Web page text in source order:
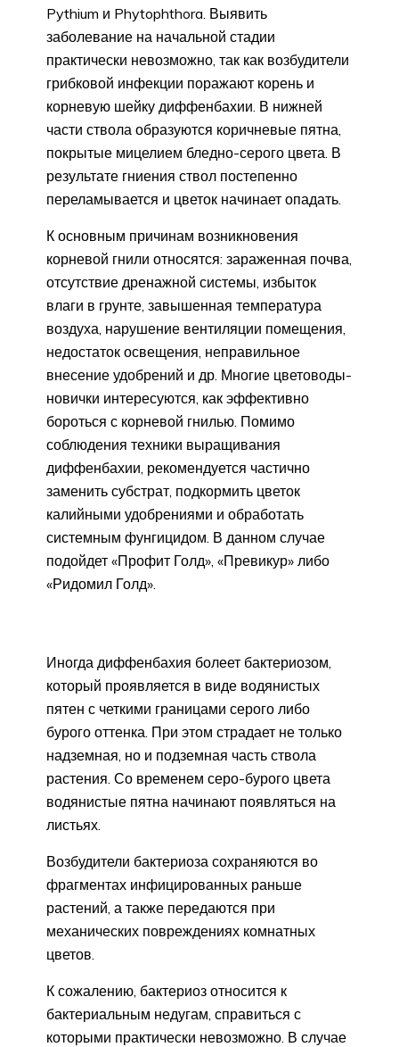
Pythium и Phytophthora. Выявить
заболевание на начальной стадии
практически невозможно, так как возбудители
грибковой инфекции поражают корень и
корневую шейку диффенбахии. В нижней
части ствола образуются коричневые пятна,
покрытые мицелием бледно-серого цвета. В
результате гниения ствол постепенно
переламывается и цветок начинает опадать.
К основным причинам возникновения
корневой гнили относятся: зараженная почва,
отсутствие дренажной системы, избыток
влаги в грунте, завышенная температура
воздуха, нарушение вентиляции помещения,
недостаток освещения, неправильное
внесение удобрений и др. Многие цветоводы-
новички интересуются, как эффективно
бороться с корневой гнилью. Помимо
соблюдения техники выращивания
диффенбахии, рекомендуется частично
заменить субстрат, подкормить цветок
калийными удобрениями и обработать
системным фунгицидом. В данном случае
подойдет «Профит Голд», «Превикур» либо
«Ридомил Голд».
Иногда диффенбахия болеет бактериозом,
который проявляется в виде водянистых
пятен с четкими границами серого либо
бурого оттенка. При этом страдает не только
надземная, но и подземная часть ствола
растения. Со временем серо-бурого цвета
водянистые пятна начинают появляться на
листьях.
Возбудители бактериоза сохраняются во
фрагментах инфицированных раньше
растений, а также передаются при
механических повреждениях комнатных
цветов.
К сожалению, бактериоз относится к
бактериальным недугам, справиться с
которыми практически невозможно. В случае